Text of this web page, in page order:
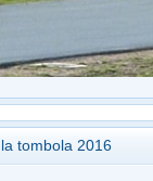
tombola 2016